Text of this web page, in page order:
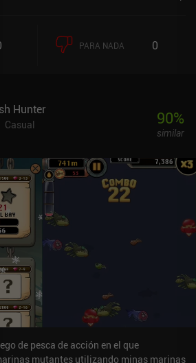
PARA NADA 0
Hunter
Casual
90%
similar
de pesca de acción en el que
mutantes utilizando minas marinas